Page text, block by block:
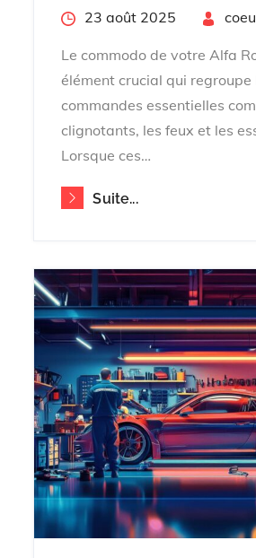
Posted23 août 2025
Le commodo de votre Alfa
élément crucial qui regroupe
commandes essentielles
clignotants, les feux et les
Lorsque ces…
Suite...